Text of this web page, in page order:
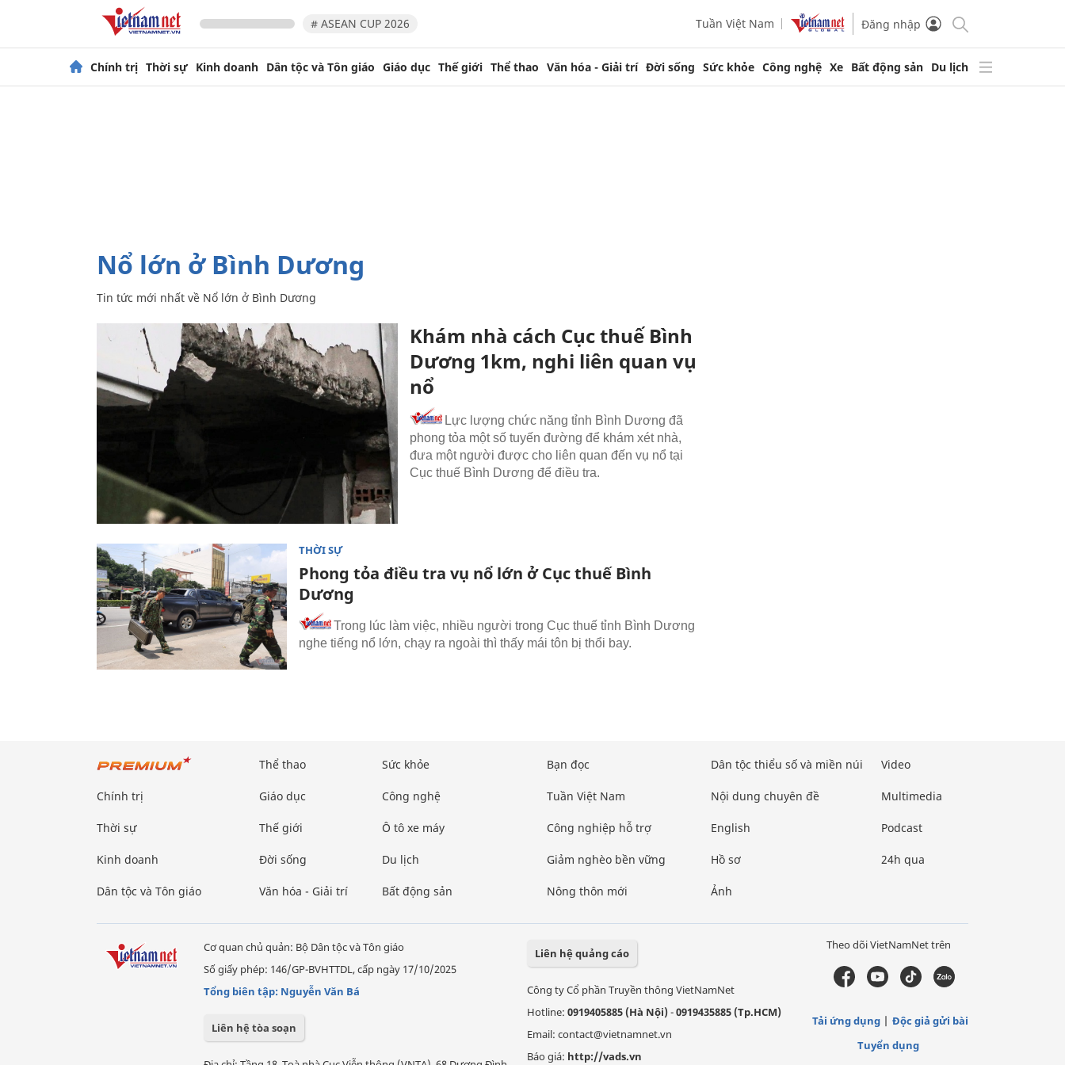
# ASEAN CUP 2026 Tuần Việt Nam Đăng nhập
Chính trị Thời sự Kinh doanh Dân tộc và Tôn giáo Giáo dục Thế giới Thể thao Văn hóa - Giải trí Đời sống Sức khỏe Công nghệ Xe Bất động sản Du lịch
Nổ lớn ở Bình Dương
Tin tức mới nhất về Nổ lớn ở Bình Dương
Khám nhà cách Cục thuế Bình
Dương 1km, nghi liên quan vụ
nổ
Lực lượng chức năng tỉnh Bình Dương đã
phong tỏa một số tuyến đường để khám xét nhà,
đưa một người được cho liên quan đến vụ nổ tại
Cục thuế Bình Dương để điều tra.
THỜI SỰ
Phong tỏa điều tra vụ nổ lớn ở Cục thuế Bình
Dương
Trong lúc làm việc, nhiều người trong Cục thuế tỉnh Bình Dương
nghe tiếng nổ lớn, chạy ra ngoài thì thấy mái tôn bị thổi bay.
Chính trị
Thời sự
Kinh doanh
Dân tộc và Tôn giáo
Thể thao
Giáo dục
Thế giới
Đời sống
Văn hóa - Giải trí
Sức khỏe
Công nghệ
Ô tô xe máy
Du lịch
Bất động sản
Bạn đọc
Tuần Việt Nam
Công nghiệp hỗ trợ
Giảm nghèo bền vững
Nông thôn mới
Dân tộc thiểu số và miền núi
Nội dung chuyên đề
English
Hồ sơ
Ảnh
Video
Multimedia
Podcast
24h qua
Cơ quan chủ quản: Bộ Dân tộc và Tôn giáo
Số giấy phép: 146/GP-BVHTTDL, cấp ngày 17/10/2025
Tổng biên tập: Nguyễn Văn Bá
Liên hệ tòa soạn
Liên hệ quảng cáo
Công ty Cổ phần Truyền thông VietNamNet
Hotline: 0919405885 (Hà Nội)-0919435885 (Tp.HCM)
Email: contact@vietnamnet.vn
Báo giá: http://vads.vn
Theo dõi VietNamNet trên
Tải ứng dụng
Độc giả gửi bài
Tuyển dụng